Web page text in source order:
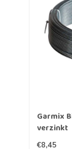
Garmix
verzinkt
€8,45